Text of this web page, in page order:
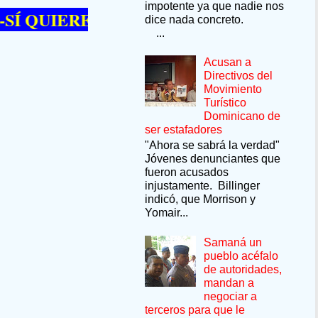
PASAR UN MOMENTO DE
impotente ya que nadie nos
dice nada concreto.
...
Acusan a
Directivos del
Movimiento
Turístico
Dominicano de
ser estafadores
"Ahora se sabrá la verdad"
Jóvenes denunciantes que
fueron acusados
injustamente. Billinger
indicó, que Morrison y
Yomair...
Samaná un
pueblo acéfalo
de autoridades,
mandan a
negociar a
terceros para que le